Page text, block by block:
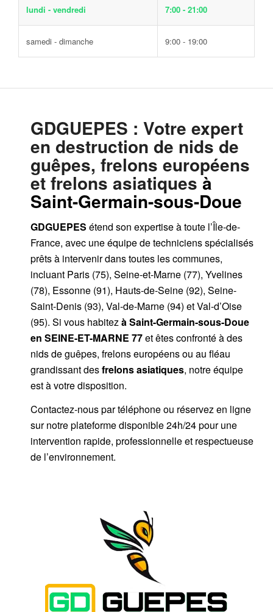
lundi - vendredi 7:00 - 21:00
samedi - dimanche 9:00 - 19:00
GDGUEPES : Votre expert
en destruction de nids de
guêpes, frelons européens
et frelons asiatiquesà
Saint-Germain-sous-Doue
GDGUEPES étend son expertise à toute l’Île-de-
France, avec une équipe de techniciens spécialisés
prêts à intervenir dans toutes les communes,
incluant Paris (75), Seine-et-Marne (77), Yvelines
(78), Essonne (91), Hauts-de-Seine (92), Seine-
Saint-Denis (93), Val-de-Marne (94) et Val-d’Oise
(95). Si vous habitez à Saint-Germain-sous-Doue
en SEINE-ET-MARNE 77et êtes confronté à des
nids de guêpes, frelons européens ou au fléau
grandissant desfrelons asiatiques, notre équipe
est à votre disposition.
Contactez-nous partéléphoneou réservez en ligne
sur notre plateforme disponible 24h/24pour une
intervention rapide, professionnelle et respectueuse
de l’environnement.